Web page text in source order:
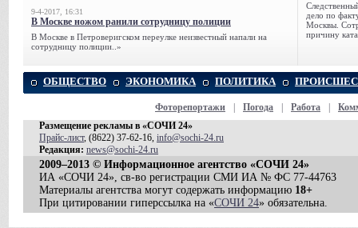
9-4-2017, 16:31
В Москве ножом ранили сотрудницу полиции
В Москве в Петроверигском переулке неизвестный напали на
сотрудницу полиции..»
дело по
Москвы.
причину
ОБЩЕСТВО ЭКОНОМИКА ПОЛИТИКА
Фоторепортажи Погода Работа
Размещение рекламы в «СОЧИ 24»
Прайс-лист, (8622) 37-62-16, info@sochi-24.ru
Редакция: news@sochi-24.ru
2009–2013 © Информационное агентство «СОЧИ 24»
ИА «СОЧИ 24», св-во регистрации СМИ ИА № ФС 77-44763
Материалы агентства могут содержать информацию 18+
При цитировании гиперссылка на «СОЧИ 24» обязательна.